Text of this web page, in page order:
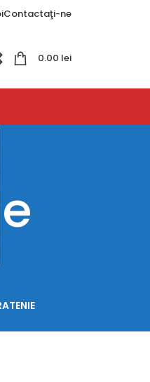
Contactaţi-ne
0.00 lei